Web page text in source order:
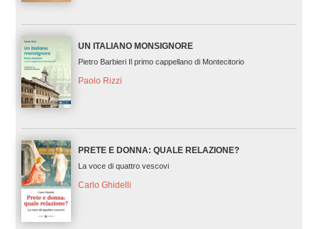
UN ITALIANO MONSIGNORE
Pietro Barbieri Il primo cappellano di Montecitorio
Paolo Rizzi
PRETE E DONNA: QUALE RELAZIONE?
La voce di quattro vescovi
Carlo Ghidelli